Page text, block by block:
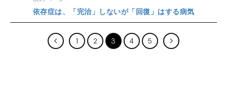
依存症は、「完治」しないが「回復」はする病気
1 2 3 4 5